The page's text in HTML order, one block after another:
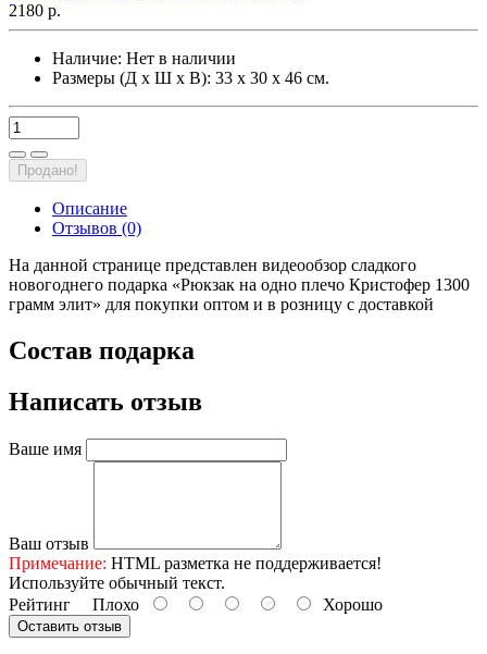
2180 р.
Наличие: Нет в наличии
Размеры (Д х Ш х В): 33 х 30 х 46 см.
Продано!
Описание
Отзывов (0)
На данной странице представлен видеообзор сладкого
новогоднего подарка «Рюкзак на одно плечо Кристофер 1300
грамм элит» для покупки оптом и в розницу с доставкой
Состав подарка
Написать отзыв
Ваше имя
Ваш отзыв
Примечание: HTML разметка не поддерживается!
Используйте обычный текст.
Рейтинг Плохо Хорошо
Оставить отзыв